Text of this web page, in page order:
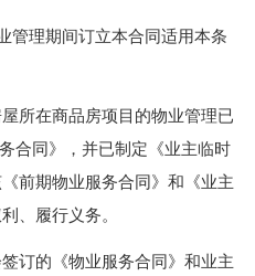
理期间订立本合同适用本条
在商品房项目的物业管理已
合同》，并已制定《业主临时
前期物业服务合同》和《业主
、履行义务。
的《物业服务合同》和业主